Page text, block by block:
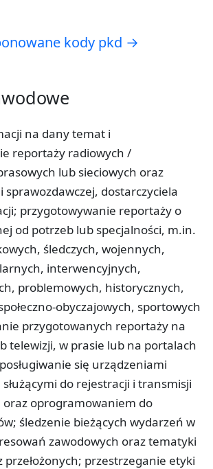
kody pkd →
na dany temat i
reportaży radiowych /
lub sieciowych oraz
sprawozdawczej, dostarczyciela
przygotowywanie reportaży o
od potrzeb lub specjalności, m.in.
śledczych, wojennych,
interwencyjnych,
problemowych, historycznych,
obyczajowych, sportowych
przygotowanych reportaży na
telewizji, w prasie lub na portalach
się urządzeniami
do rejestracji i transmisji
oraz oprogramowaniem do
śledzenie bieżących wydarzeń w
zawodowych oraz tematyki
przełożonych; przestrzeganie etyki